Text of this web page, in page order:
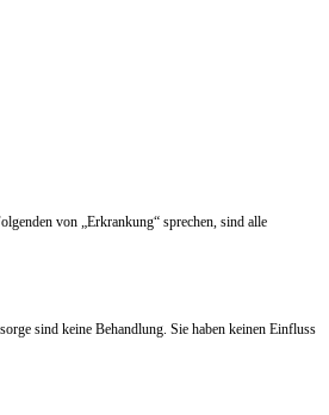
von „Erkrankung“ sprechen, sind alle
sind keine Behandlung. Sie haben keinen Einfluss